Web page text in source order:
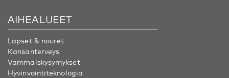
AIHEALUEET
Lapset & nouret
Kansanterveys
Vammaiskysymykset
Hyvinvointiteknologia